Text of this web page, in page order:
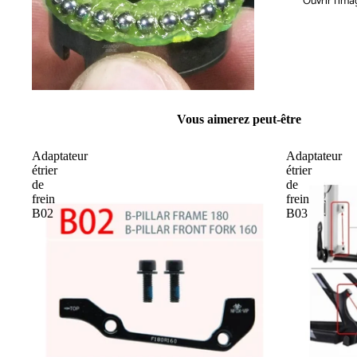
Vous aimerez peut-être
Adaptateur
étrier
de
frein
B02
Adaptateur
étrier
de
frein
B03